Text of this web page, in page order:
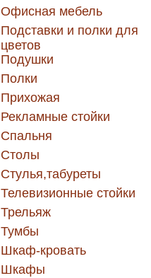
Офисная мебель
Подставки и полки для
цветов
Подушки
Полки
Прихожая
Рекламные стойки
Спальня
Столы
Стулья,табуреты
Телевизионные стойки
Трельяж
Тумбы
Шкаф-кровать
Шкафы